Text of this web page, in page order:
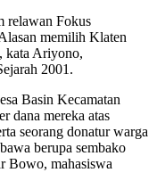
relawan Fokus
memilih Klaten
kata Ariyono,
2001.
Basin Kecamatan
dana mereka atas
seorang donatur warga
berupa sembako
Bowo, mahasiswa